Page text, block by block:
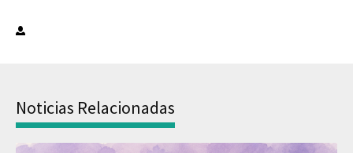
Noticias Relacionadas